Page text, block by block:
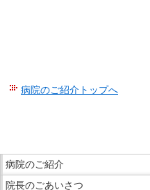
病院のご紹介トップへ
で
本
こ
こ病院のご紹介
院長のごあいさつ